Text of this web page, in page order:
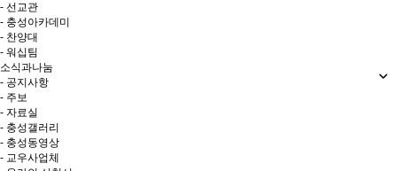
- 선교관
- 충성아카데미
- 찬양대
- 워십팀
소식과나눔
- 공지사항
- 주보
- 자료실
- 충성갤러리
- 충성동영상
- 교우사업체